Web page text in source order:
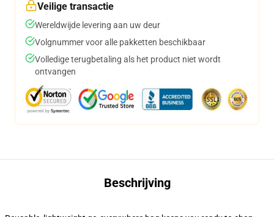
Veilige transactie
Wereldwijde levering aan uw deur
Volgnummer voor alle pakketten beschikbaar
Volledige terugbetaling als het product niet wordt
ontvangen
Beschrijving